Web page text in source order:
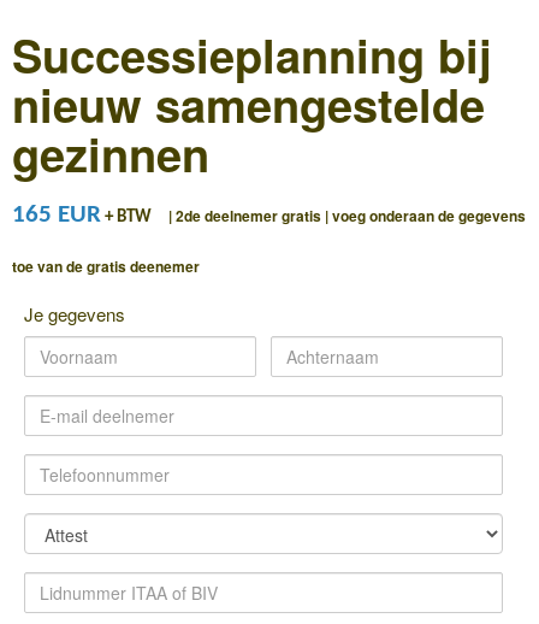
Successieplanning bij
nieuw samengestelde
gezinnen​​​​​​​
165 EUR + BTW | 2de deelnemer gratis | voeg onderaan de gegevens
toe van de gratis deenemer
Je gegevens